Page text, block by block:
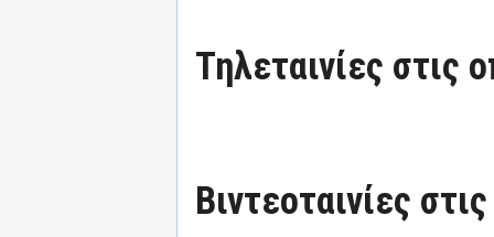
Τηλεταινίες στις
Βιντεοταινίες